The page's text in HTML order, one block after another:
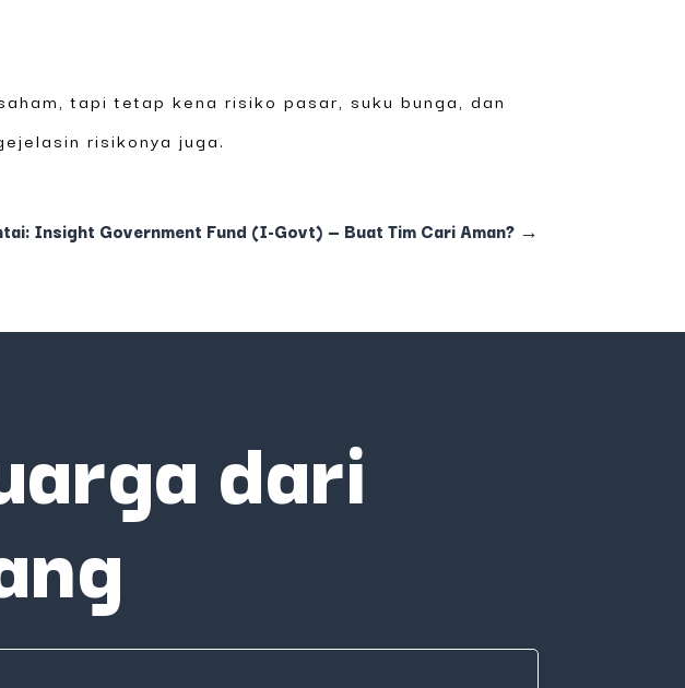
tapi tetap kena risiko pasar, suku bunga, dan
risikonya juga.
Insight Government Fund (I-Govt) — Buat Tim Cari Aman?→
dari